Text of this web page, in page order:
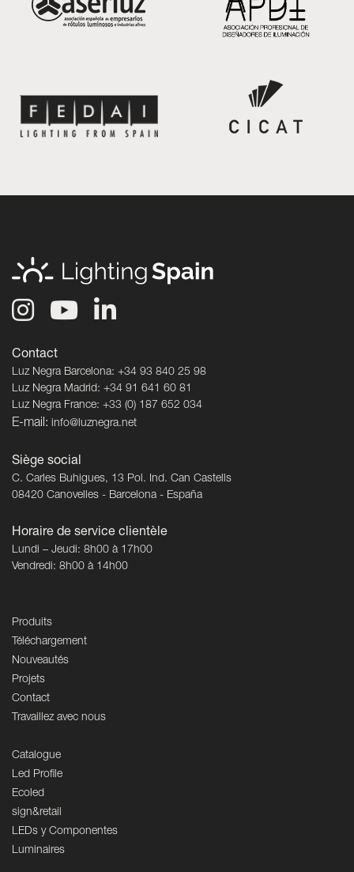
Contact
Luz Negra Barcelona: +34 93 840 25 98
Luz Negra Madrid: +34 91 641 60 81
Luz Negra France: +33 (0) 187 652 034
E-mail: info@luznegra.net
Siège social
C. Carles Buhigues, 13 Pol. Ind. Can Castells
08420 Canovelles - Barcelona - España
Horaire de service clientèle
Lundi – Jeudi: 8h00 à 17h00
Vendredi: 8h00 à 14h00
Produits
Téléchargement
Nouveautés
Projets
Contact
Travaillez avec nous
Catalogue
Led Profile
Ecoled
sign&retail
LEDs y Componentes
Luminaires